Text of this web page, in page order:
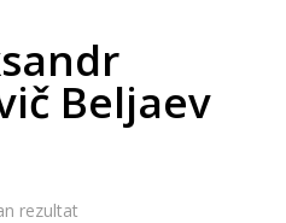
Beljaev
rezultat